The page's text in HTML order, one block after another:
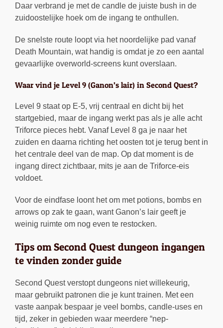
Daar verbrand je met de candle de juiste bush in de
zuidoostelijke hoek om de ingang te onthullen.
De snelste route loopt via het noordelijke pad vanaf
Death Mountain, wat handig is omdat je zo een aantal
gevaarlijke overworld-screens kunt overslaan.
Waar vind je Level 9 (Ganon’s lair) in Second Quest?
Level 9 staat op E-5, vrij centraal en dicht bij het
startgebied, maar de ingang werkt pas als je alle acht
Triforce pieces hebt. Vanaf Level 8 ga je naar het
zuiden en daarna richting het oosten tot je terug bent in
het centrale deel van de map. Op dat moment is de
ingang direct zichtbaar, mits je aan de Triforce-eis
voldoet.
Voor de eindfase loont het om met potions, bombs en
arrows op zak te gaan, want Ganon’s lair geeft je
weinig ruimte om nog even te restocken.
Tips om Second Quest dungeon ingangen
te vinden zonder guide
Second Quest verstopt dungeons niet willekeurig,
maar gebruikt patronen die je kunt trainen. Met een
vaste aanpak bespaar je veel bombs, candle-uses en
tijd, zeker in gebieden waar meerdere “nep-